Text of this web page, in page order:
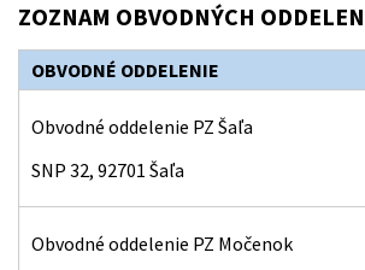
ZOZNAM OBVODNÝCH
OBVODNÉ ODDELENIE
Obvodné oddelenie PZ Šaľa
SNP 32, 92701 Šaľa
Obvodné oddelenie PZ Močenok